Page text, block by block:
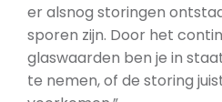
er alsnog storingen
sporen zijn. Door het
glaswaarden ben je in
te nemen, of de storing